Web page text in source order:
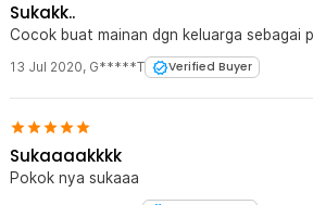
Sukakk..
Cocok buat mainan dgn keluarga sebagai
13 Jul 2020, G*****T Verified Buyer
Sukaaaakkkk
Pokok nya sukaaa